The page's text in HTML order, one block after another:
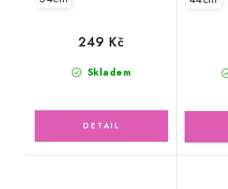
Skladem
249 Kč